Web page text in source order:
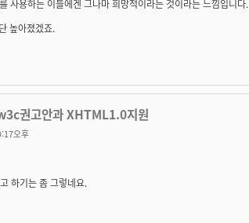
사용하는 이들에겐 그나마 희망적이라는 것이라는 느낌입니다.
높아졌겠죠.
권고안과 XHTML1.0지원
오후
하기는 좀 그렇네요.